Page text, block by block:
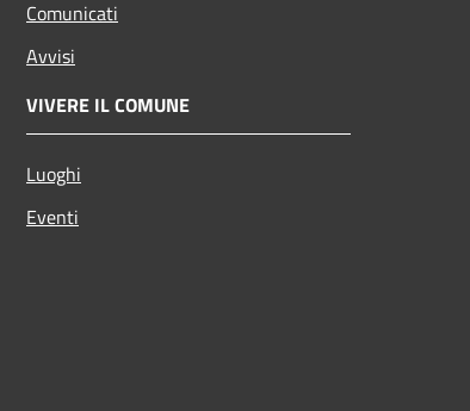
Comunicati
Avvisi
VIVERE IL COMUNE
Luoghi
Eventi